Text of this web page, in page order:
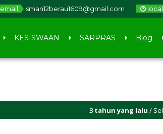
email sman12berau1609@gmail.com
KESISWAAN SARPRAS Blog
3 tahun yang lalu/ Sekolah